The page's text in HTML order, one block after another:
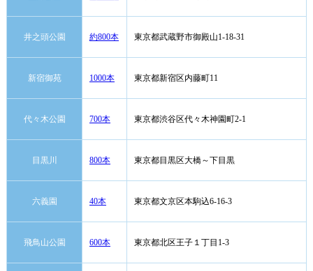
井之頭公園 約800本 東京都武蔵野市御殿山1-18-31
新宿御苑 1000本 東京都新宿区内藤町11
代々木公園 700本 東京都渋谷区代々木神園町2-1
目黒川 800本 東京都目黒区大橋～下目黒
六義園 40本 東京都文京区本駒込6-16-3
飛鳥山公園 600本 東京都北区王子１丁目1-3